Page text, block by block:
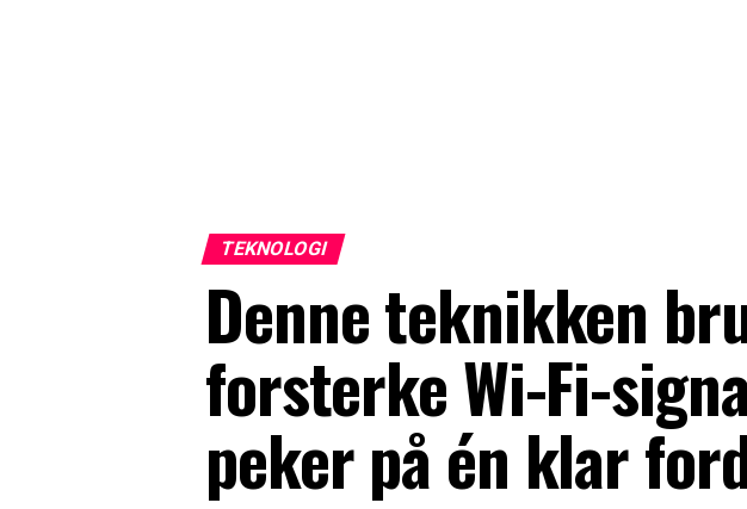
TEKNOLOGI
Denne teknikken
forsterke Wi-Fi-
peker på én klar